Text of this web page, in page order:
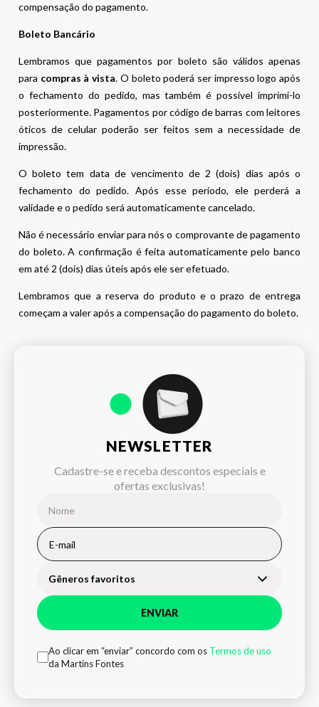
compensação do pagamento.
Boleto Bancário
Lembramos que pagamentos por boleto são válidos apenas
para compras à vista. O boleto poderá ser impresso logo após
o fechamento do pedido, mas também é possível imprimi-lo
posteriormente. Pagamentos por código de barras com leitores
óticos de celular poderão ser feitos sem a necessidade de
impressão.
O boleto tem data de vencimento de 2 (dois) dias após o
fechamento do pedido. Após esse período, ele perderá a
validade e o pedido será automaticamente cancelado.
Não é necessário enviar para nós o comprovante de pagamento
do boleto. A confirmação é feita automaticamente pelo banco
em até 2 (dois) dias úteis após ele ser efetuado.
Lembramos que a reserva do produto e o prazo de entrega
começam a valer após a compensação do pagamento do boleto.
NEWSLETTER
Cadastre-se e receba descontos especiais e
ofertas exclusivas!
Gêneros favoritos
ENVIAR
Ao clicar em “enviar” concordo com os Termos de uso
da Martins Fontes